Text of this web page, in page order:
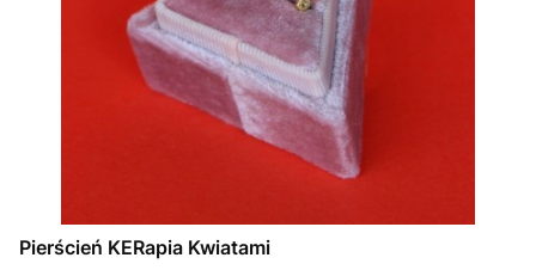
Pierścień KERapia Kwiatami